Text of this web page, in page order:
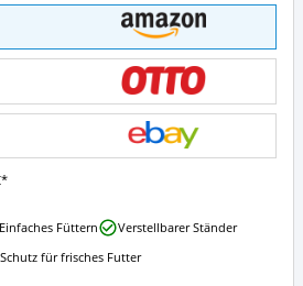
Einfaches Füttern
Verstellbarer Ständer
Schutz für frisches Futter